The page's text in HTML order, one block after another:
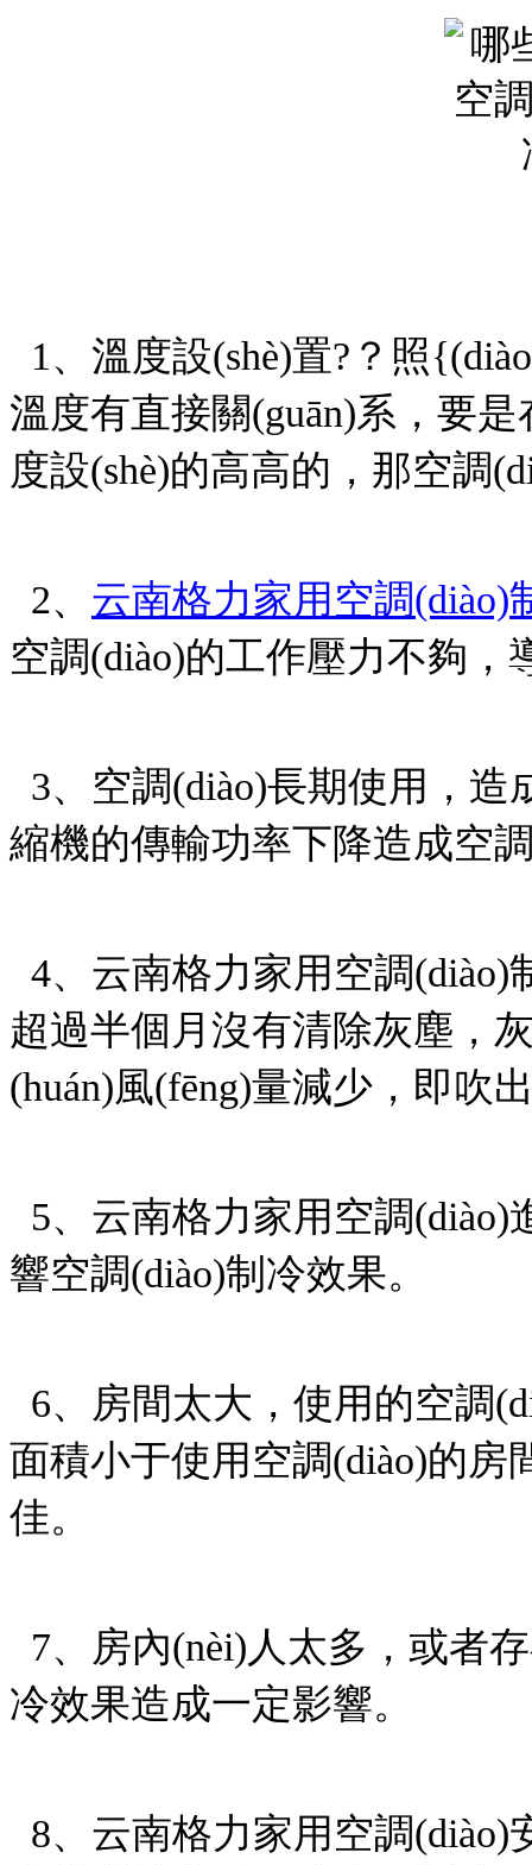
1、溫度設(shè)置?？照
溫度有直接關(guān)系，要
度設(shè)的高高的，那空
2、 云南格力家用空調(diào)
空調(diào)的工作壓力不夠，
3、空調(diào)長期使用
縮機的傳輸功率下降造成空
4、云南格力家用空調
超過半個月沒有清除灰塵，
(huán)風(fēng)量減少，即吹
5、云南格力家用空調(diào)
響空調(diào)制冷效果。
6、房間太大，使用的
面積小于使用空調(diào)的房
佳。
7、房內(nèi)人太多，或
冷效果造成一定影響。
8、云南格力家用空調